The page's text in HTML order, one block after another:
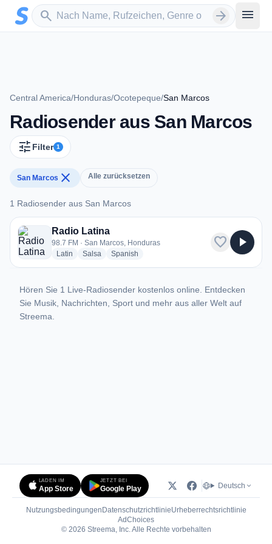
Zum Hauptinhalt springen
search
Sender suchen arrow_forward menu
Central America/Honduras/Ocotepeque/San Marcos
Radiosender aus San Marcos
tune Filter 1
San Marcos close Alle zurücksetzen
1 Radiosender aus San Marcos
1 Radiosender aus San Marcos
Radio Latina
98.7 FM · San Marcos, Honduras
Latin radio stations
Salsa radio stations
Spanish
favorite play_arrow
Hören Sie 1 Live-Radiosender kostenlos online. Entdecken
Sie Musik, Nachrichten, Sport und mehr aus aller Welt auf
Streema.
LADEN IM
App Store
JETZT BEI
Google Play Deutsch
Nutzungsbedingungen DatenschutzrichtlinieUrheberrechtsrichtlinie
AdChoices(öffnet in neuem Tab)
© 2026 Streema, Inc. Alle Rechte vorbehalten